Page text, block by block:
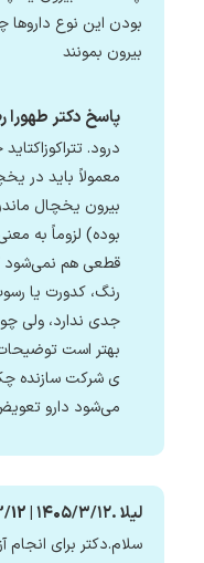
بودن این نوع داروها
بیرون بمونند
پاسخ دکتر طهورا
درود.
معمولاً باید در
بیرون یخچال
بوده) لزوماً به
قطعی هم نمی‌شود
رنگ، کدورت یا
جدی ندارد، ولی
بهتر است
ی شرکت سازنده
می‌شود دارو
لیلا .۱۴۰۵/۳/۱۲ | 1405/03/12
سلام.دکتر برای